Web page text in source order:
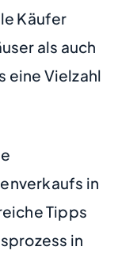
Käufer
als auch
eine Vielzahl
in
Tipps
in